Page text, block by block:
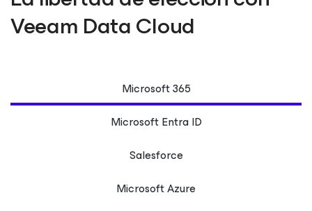
Veeam Data Cloud
Microsoft 365
Microsoft Entra ID
Salesforce
Microsoft Azure